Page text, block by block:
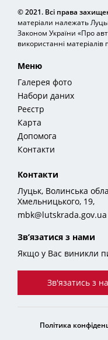
© 2021. Всі права
матеріали належать
Законом України «Про
використанні
Меню
Галерея фото
Набори даних
Реєстр
Карта
Допомога
Контакти
Контакти
Луцьк, Волинська
Хмельницького, 19,
mbk@lutskrada.gov.ua
Зв’язатися з нами
Якщо у Вас виникли
Зв'язатись з
Політика